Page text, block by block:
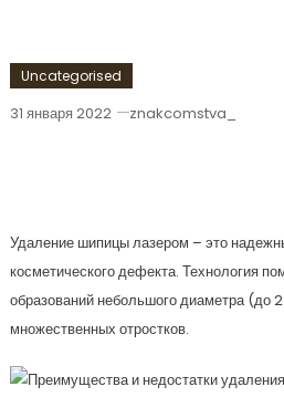
Uncategorised
31 января 2022 znakcomstva_
Удаление шипицы лазером – это
косметического дефекта. Технология
образований небольшого диаметра (до
множественных отростков.